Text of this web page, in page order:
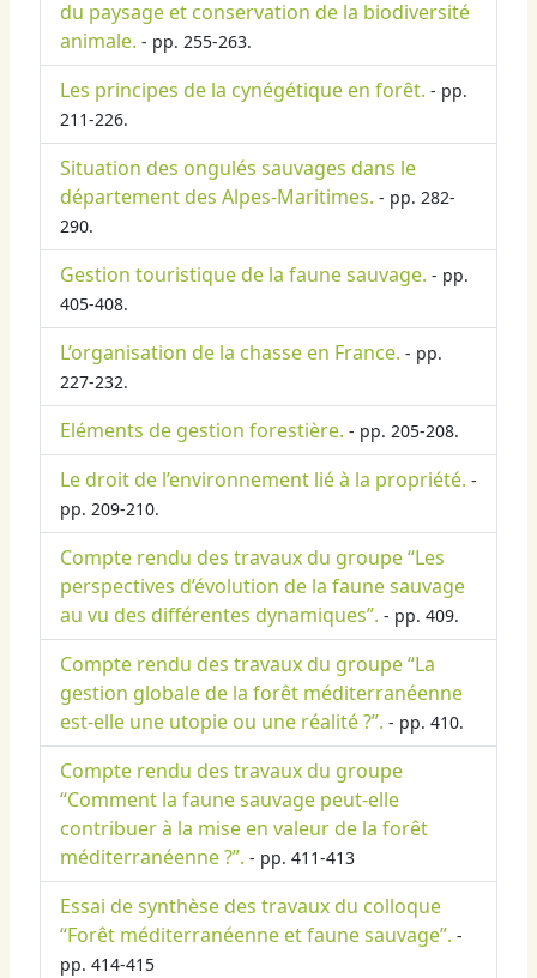
du paysage et conservation de la biodiversité
animale. - pp. 255-263.
Les principes de la cynégétique en forêt. - pp.
211-226.
Situation des ongulés sauvages dans le
département des Alpes-Maritimes. - pp. 282-
290.
Gestion touristique de la faune sauvage. - pp.
405-408.
L’organisation de la chasse en France. - pp.
227-232.
Eléments de gestion forestière. - pp. 205-208.
Le droit de l’environnement lié à la propriété. -
pp. 209-210.
Compte rendu des travaux du groupe “Les
perspectives d’évolution de la faune sauvage
au vu des différentes dynamiques”. - pp. 409.
Compte rendu des travaux du groupe “La
gestion globale de la forêt méditerranéenne
est-elle une utopie ou une réalité ?”. - pp. 410.
Compte rendu des travaux du groupe
“Comment la faune sauvage peut-elle
contribuer à la mise en valeur de la forêt
méditerranéenne ?”. - pp. 411-413
Essai de synthèse des travaux du colloque
“Forêt méditerranéenne et faune sauvage”. -
pp. 414-415